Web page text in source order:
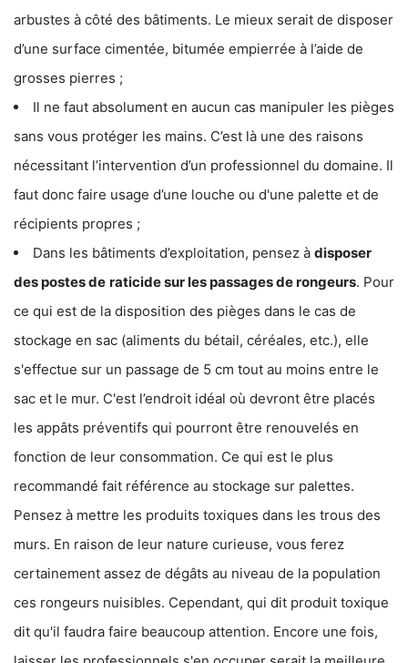
arbustes à côté des bâtiments. Le mieux serait de disposer
d’une surface cimentée, bitumée empierrée à l’aide de
grosses pierres ;
Il ne faut absolument en aucun cas manipuler les pièges
sans vous protéger les mains. C’est là une des raisons
nécessitant l’intervention d’un professionnel du domaine. Il
faut donc faire usage d’une louche ou d'une palette et de
récipients propres ;
Dans les bâtiments d’exploitation, pensez à disposer
des postes de raticide sur les passages de rongeurs. Pour
ce qui est de la disposition des pièges dans le cas de
stockage en sac (aliments du bétail, céréales, etc.), elle
s'effectue sur un passage de 5 cm tout au moins entre le
sac et le mur. C'est l’endroit idéal où devront être placés
les appâts préventifs qui pourront être renouvelés en
fonction de leur consommation. Ce qui est le plus
recommandé fait référence au stockage sur palettes.
Pensez à mettre les produits toxiques dans les trous des
murs. En raison de leur nature curieuse, vous ferez
certainement assez de dégâts au niveau de la population
ces rongeurs nuisibles. Cependant, qui dit produit toxique
dit qu'il faudra faire beaucoup attention. Encore une fois,